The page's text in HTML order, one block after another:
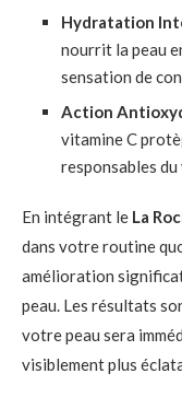
Hydratation
nourrit la peau
sensation de
Action
vitamine C
responsables
En intégrant le La
dans votre routine
amélioration
peau. Les résultats
votre peau sera
visiblement plus